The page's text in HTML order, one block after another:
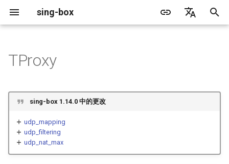
sing-box
更新日志
迁移指南
废弃功能列表
支持
包管理器
Docker
从源代码构建
Android
Apple 平台
Desktop
通用
Proxy
Client
Proxy Protocol Trojan
Misc
AnyTLS client metadata
DNS 服务器
Local
DNS 规则
DNS 规则动作
FakeIP
GeoIP
Geosite
路由规则
规则动作
源文件格式
无头规则
AdGuard DNS Filer
缓存文件
Clash API
V2Ray API
监听字段
拨号字段
TLS
HTTP Client
Tailscale
Default
Unshare
WireGuard
Tailscale
OpenConnect Client
OpenVPN Client
结构
监听字段
字段
network
Direct
Bridge
Block
SOCKS
sing-box API
DERP
Resolved
SSM API
TProxy
sing-box 1.14.0 中的更改
udp_mapping
udp_filtering
udp_nat_max